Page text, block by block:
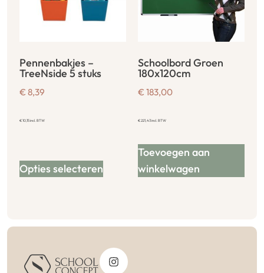
Pennenbakjes –
TreeNside 5 stuks
€ 8,39
€10,15incl. BTW
Opties selecteren
Schoolbord Groen
180x120cm
€ 183,00
€221,43incl. BTW
Toevoegen aan
winkelwagen